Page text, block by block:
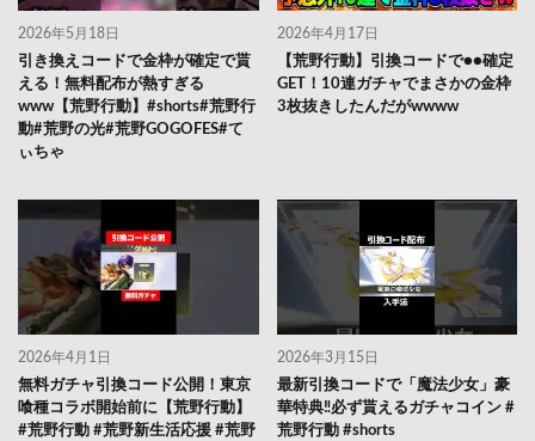
2026年5月18日
引き換えコードで金枠が確定で貰
える！無料配布が熱すぎる
www【荒野行動】#shorts#荒野行
動#荒野の光#荒野GOGOFES#て
ぃちゃ
2026年4月17日
【荒野行動】引換コードで●●確定
GET！10連ガチャでまさかの金枠
3枚抜きしたんだがwwww
2026年4月1日
無料ガチャ引換コード公開！東京
喰種コラボ開始前に【荒野行動】
#荒野行動 #荒野新生活応援 #荒野
2026年3月15日
最新引換コードで「魔法少女」豪
華特典‼️必ず貰えるガチャコイン #
荒野行動 #shorts